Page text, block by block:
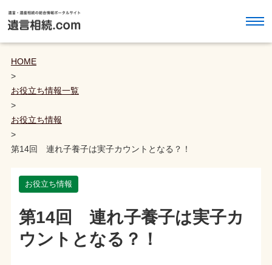
HOME
>
お役立ち情報一覧
>
お役立ち情報
>
第14回 連れ子養子は実子カウントとなる？！
お役立ち情報
第14回 連れ子養子は実子カ
ウントとなる？！